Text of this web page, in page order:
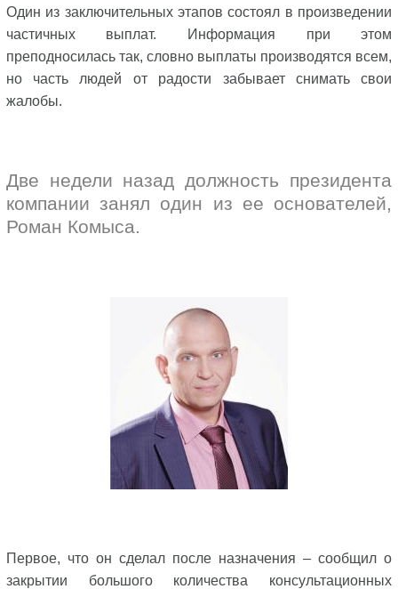
Один из заключительных этапов состоял в произведении
частичных выплат. Информация при этом
преподносилась так, словно выплаты производятся всем,
но часть людей от радости забывает снимать свои
жалобы.
Две недели назад должность президента
компании занял один из ее основателей,
Роман Комыса.
Первое, что он сделал после назначения – сообщил о
закрытии большого количества консультационных